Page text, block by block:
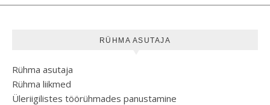
RÜHMA ASUTAJA
Rühma asutaja
Rühma liikmed
Üleriigilistes töörühmades panustamine